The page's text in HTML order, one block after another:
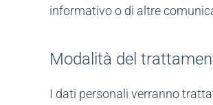
informativo o di altre
Modalità del
I dati personali verranno